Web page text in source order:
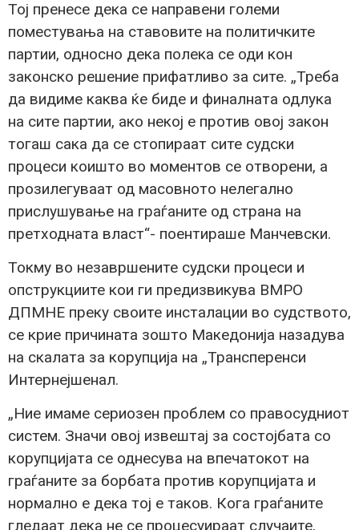
Тој пренесе дека се направени големи
поместувања на ставовите на политичките
партии, односно дека полека се оди кон
законско решение прифатливо за сите. „Треба
да видиме каква ќе биде и финалната одлука
на сите партии, ако некој е против овој закон
тогаш сака да се стопираат сите судски
процеси коишто во моментов се отворени, а
прозилегуваат од масовното нелегално
прислушување на граѓаните од страна на
претходната власт“- поентираше Манчевски.
Токму во незавршените судски процеси и
опструкциите кои ги предизвикува ВМРО
ДПМНЕ преку своите инсталации во судството,
се крие причината зошто Македонија назадува
на скалата за корупција на „Трансперенси
Интернејшенал.
„Ние имаме сериозен проблем со правосудниот
систем. Значи овој извештај за состојбата со
корупцијата се однесува на впечатокот на
граѓаните за борбата против корупцијата и
нормално е дека тој е таков. Кога граѓаните
гледаат дека не се процесуираат случаите,